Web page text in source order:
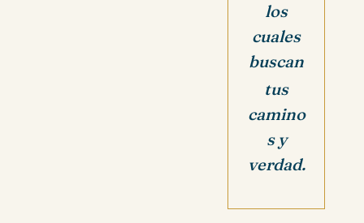
los
cuales
buscan
tus
camino
s y
verdad.